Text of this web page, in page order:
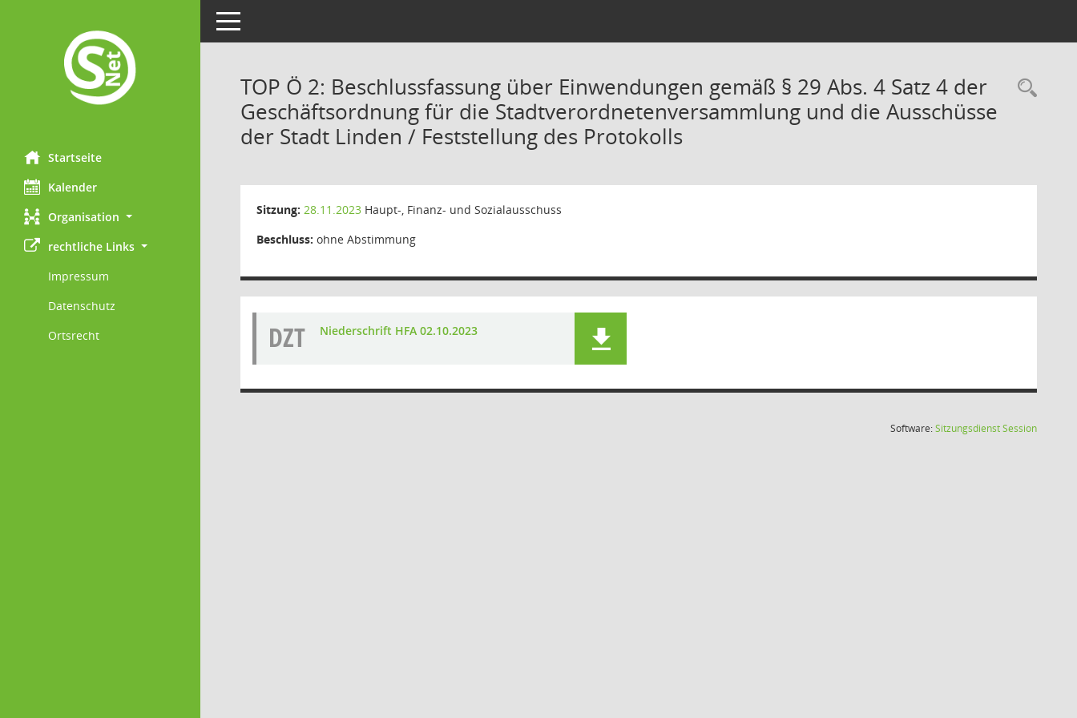
Startseite
Kalender
Organisation
rechtliche Links
Impressum
Datenschutz
Ortsrecht
Toggle navigation
TOP Ö 2: Beschlussfassung über Einwendungen gemäß § 29 Abs. 4 Satz 4 der
Geschäftsordnung für die Stadtverordnetenversammlung und die Ausschüsse
der Stadt Linden / Feststellung des Protokolls
Sitzung: 28.11.2023 Haupt-, Finanz- und Sozialausschuss
Beschluss: ohne Abstimmung
DZT Niederschrift HFA 02.10.2023
Software:SitzungsdienstSession(Wird in